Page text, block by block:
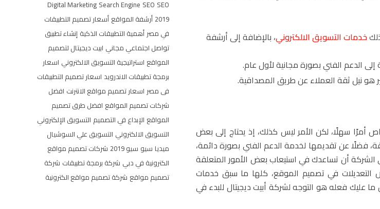
خدمات التسويق الالكتروني، بالإضافة إلى أرشفة
الدعم الفني بصورة مجانية لأول عام.
هو نيل ثقة العملاء عن طريق المصداقية.
سهلًا، لكن الأمر ليس كذلك، إذ يحتاج إلى بعض
فضلًا عن تقديمها لخدمة الدعم الفني بصورة دائمة،
أن تساعدك في استيعاب بعض الأمور المتعلقة
التعديلات في تصميم الموقع، كلها ما سبق خدمات
ما عليك فعله هو التوجه لشركة أبيت ديجيتال للبدء في
Digital Marketing Search Engine SEO SEO
2019 أرشفة المواقع أسعار تصميم التطبيقات
في مصر أهمية التطبيقات الذكية إنشاء تطبيق
تواصل اجتماعي مجاني ابيت ديجيتال لتصميم
المواقع استراتيجية التسويق الالكتروني اسعار
برمجة تطبيقات الاندرويد اسعار تصميم التطبيقات
فى مصر اسعار تصميم مواقع الانترنت افضل
شركات تصميم المواقع افضل طرق تصميم
المواقع الإبداع في التصميم التسويق الإلكتروني
التسويق الالكتروني التسويق علي السوشيال
ميديا سيو سيو 2019
شركات تصميم مواقع
الكترونية في دبي شركة برمجة تطبيقات شركة
تصميم مواقع شركة تصميم مواقع الكترونية